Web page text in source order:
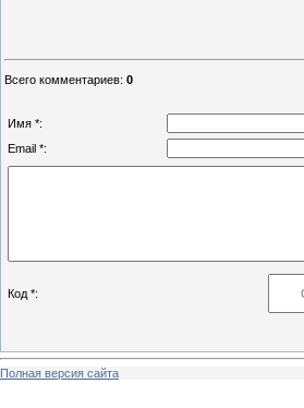
Всего комментариев: 0
Имя *:
Email *:
Код *:
Полная версия сайта